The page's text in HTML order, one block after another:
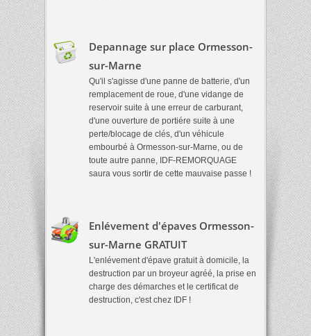
Depannage sur place Ormesson-
sur-Marne
Qu'il s'agisse d'une panne de batterie, d'un
remplacement de roue, d'une vidange de
reservoir suite à une erreur de carburant,
d'une ouverture de portiére suite à une
perte/blocage de clés, d'un véhicule
embourbé à Ormesson-sur-Marne, ou de
toute autre panne, IDF-REMORQUAGE
saura vous sortir de cette mauvaise passe !
Enlévement d'épaves Ormesson-
sur-Marne GRATUIT
L'enlévement d'épave gratuit à domicile, la
destruction par un broyeur agréé, la prise en
charge des démarches et le certificat de
destruction, c'est chez IDF !